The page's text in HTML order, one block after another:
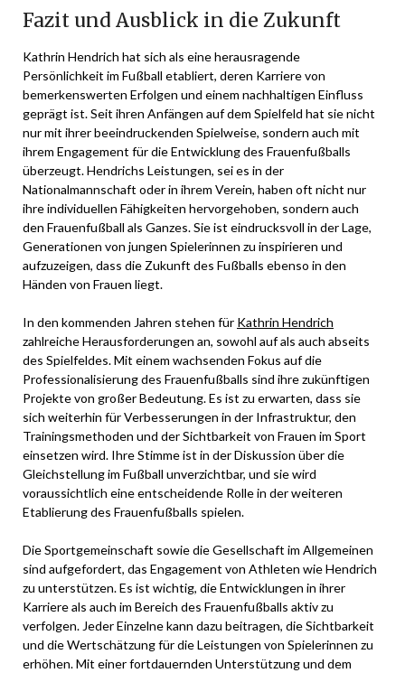
Fazit und Ausblick in die Zukunft
Kathrin Hendrich hat sich als eine herausragende
Persönlichkeit im Fußball etabliert, deren Karriere von
bemerkenswerten Erfolgen und einem nachhaltigen Einfluss
geprägt ist. Seit ihren Anfängen auf dem Spielfeld hat sie nicht
nur mit ihrer beeindruckenden Spielweise, sondern auch mit
ihrem Engagement für die Entwicklung des Frauenfußballs
überzeugt. Hendrichs Leistungen, sei es in der
Nationalmannschaft oder in ihrem Verein, haben oft nicht nur
ihre individuellen Fähigkeiten hervorgehoben, sondern auch
den Frauenfußball als Ganzes. Sie ist eindrucksvoll in der Lage,
Generationen von jungen Spielerinnen zu inspirieren und
aufzuzeigen, dass die Zukunft des Fußballs ebenso in den
Händen von Frauen liegt.
In den kommenden Jahren stehen für Kathrin Hendrich
zahlreiche Herausforderungen an, sowohl auf als auch abseits
des Spielfeldes. Mit einem wachsenden Fokus auf die
Professionalisierung des Frauenfußballs sind ihre zukünftigen
Projekte von großer Bedeutung. Es ist zu erwarten, dass sie
sich weiterhin für Verbesserungen in der Infrastruktur, den
Trainingsmethoden und der Sichtbarkeit von Frauen im Sport
einsetzen wird. Ihre Stimme ist in der Diskussion über die
Gleichstellung im Fußball unverzichtbar, und sie wird
voraussichtlich eine entscheidende Rolle in der weiteren
Etablierung des Frauenfußballs spielen.
Die Sportgemeinschaft sowie die Gesellschaft im Allgemeinen
sind aufgefordert, das Engagement von Athleten wie Hendrich
zu unterstützen. Es ist wichtig, die Entwicklungen in ihrer
Karriere als auch im Bereich des Frauenfußballs aktiv zu
verfolgen. Jeder Einzelne kann dazu beitragen, die Sichtbarkeit
und die Wertschätzung für die Leistungen von Spielerinnen zu
erhöhen. Mit einer fortdauernden Unterstützung und dem